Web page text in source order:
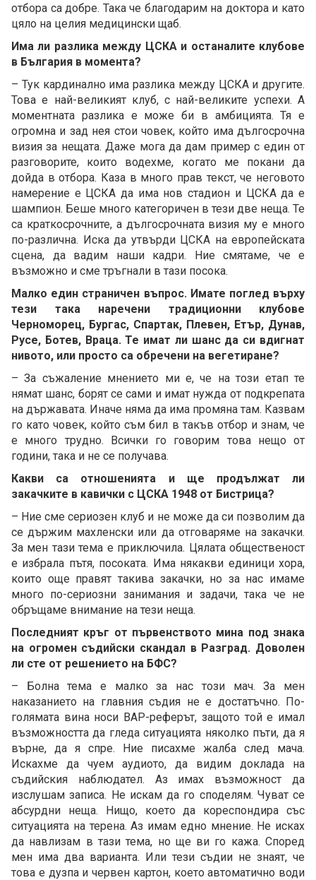
отбора са добре. Така че благодарим на доктора и като
цяло на целия медицински щаб.
Има ли разлика между ЦСКА и останалите клубове
в България в момента?
– Тук кардинално има разлика между ЦСКА и другите.
Това е най-великият клуб, с най-великите успехи. А
моментната разлика е може би в амбицията. Тя е
огромна и зад нея стои човек, който има дългосрочна
визия за нещата. Даже мога да дам пример с един от
разговорите, които водехме, когато ме покани да
дойда в отбора. Каза в много прав текст, че неговото
намерение е ЦСКА да има нов стадион и ЦСКА да е
шампион. Беше много категоричен в тези две неща. Те
са краткосрочните, а дългосрочната визия му е много
по-различна. Иска да утвърди ЦСКА на европейската
сцена, да вадим наши кадри. Ние смятаме, че е
възможно и сме тръгнали в тази посока.
Малко един страничен въпрос. Имате поглед върху
тези така наречени традиционни клубове
Черноморец, Бургас, Спартак, Плевен, Етър, Дунав,
Русе, Ботев, Враца. Те имат ли шанс да си вдигнат
нивото, или просто са обречени на вегетиране?
– За съжаление мнението ми е, че на този етап те
нямат шанс, борят се сами и имат нужда от подкрепата
на държавата. Иначе няма да има промяна там. Казвам
го като човек, който съм бил в такъв отбор и знам, че
е много трудно. Всички го говорим това нещо от
години, така и не се получава.
Какви са отношенията и ще продължат ли
закачките в кавички с ЦСКА 1948 от Бистрица?
– Ние сме сериозен клуб и не може да си позволим да
се държим махленски или да отговаряме на закачки.
За мен тази тема е приключила. Цялата общественост
е избрала пътя, посоката. Има някакви единици хора,
които още правят такива закачки, но за нас имаме
много по-сериозни занимания и задачи, така че не
обръщаме внимание на тези неща.
Последният кръг от първенството мина под знака
на огромен съдийски скандал в Разград. Доволен
ли сте от решението на БФС?
– Болна тема е малко за нас този мач. За мен
наказанието на главния съдия не е достатъчно. По-
голямата вина носи ВАР-реферът, защото той е имал
възможността да гледа ситуацията няколко пъти, да я
върне, да я спре. Ние писахме жалба след мача.
Искахме да чуем аудиото, да видим доклада на
съдийския наблюдател. Аз имах възможност да
изслушам записа. Не искам да го споделям. Чуват се
абсурдни неща. Нищо, което да кореспондира със
ситуацията на терена. Аз имам едно мнение. Не исках
да навлизам в тази тема, но ще ви го кажа. Според
мен има два варианта. Или тези съдии не знаят, че
това е дузпа и червен картон, което автоматично води